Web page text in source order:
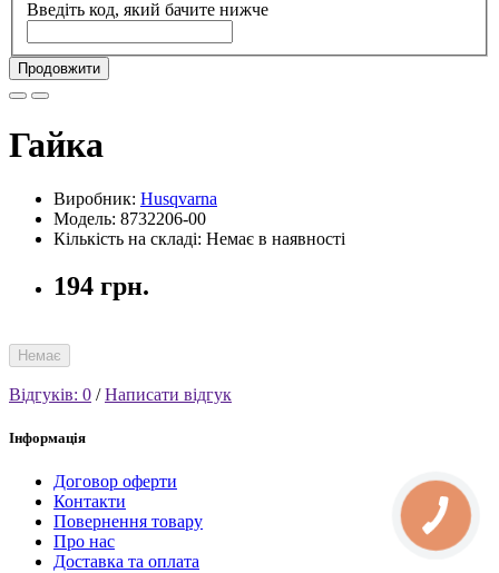
Введіть код, який бачите нижче
Продовжити
Гайка
Виробник: Husqvarna
Модель: 8732206-00
Кількість на складі: Немає в наявності
194 грн.
Немає
Відгуків: 0 /Написати відгук
Інформація
Договор оферти
Контакти
Повернення товару
Про нас
Доставка та оплата